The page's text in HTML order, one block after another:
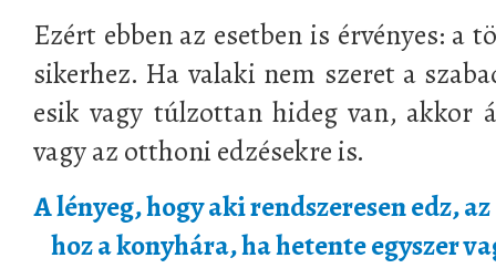
Ezért ebben az esetben is érvényes: a
sikerhez. Ha valaki nem szeret a
esik vagy túlzottan hideg van, akkor
vagy az otthoni edzésekre is.
A lényeg, hogy aki rendszeresen edz,
hoz a konyhára, ha hetente egyszer